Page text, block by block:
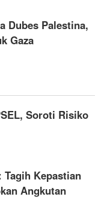
Dubes Palestina,
Gaza
Soroti Risiko
Tagih Kepastian
Angkutan